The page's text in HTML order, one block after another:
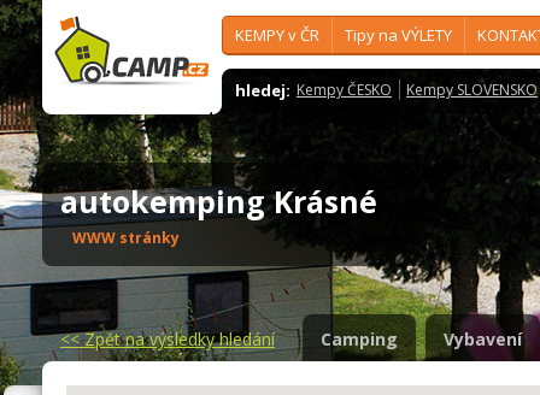
KEMPY v ČR Tipy na VÝLETY
hledej: Kempy ČESKO Kempy SLOVENSKO
autokemping Krásné
WWW stránky
<<Zpět na výsledky hledání Camping Vybavení